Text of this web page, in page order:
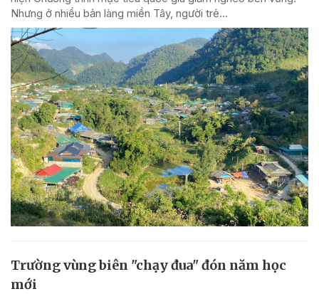
Nhưng ở nhiều bản làng miền Tây, người trẻ...
Trường vùng biên "chạy đua" đón năm học
mới